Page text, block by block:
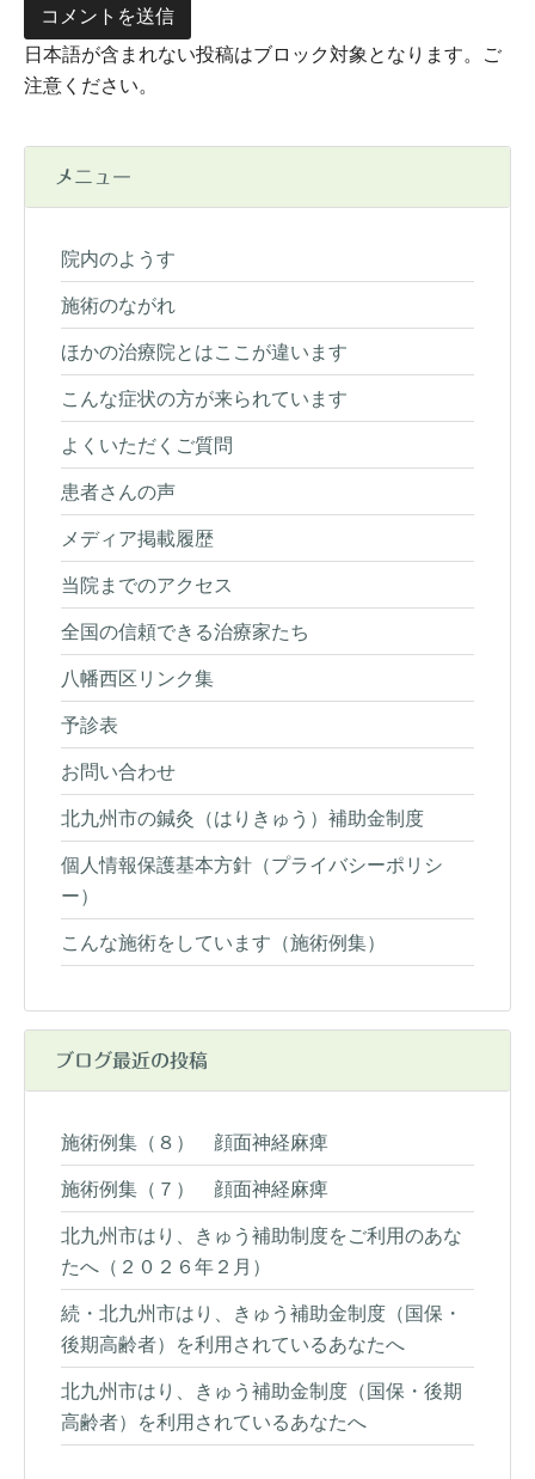
日本語が含まれない投稿はブロック対象となります。ご
注意ください。
メニュー
院内のようす
施術のながれ
ほかの治療院とはここが違います
こんな症状の方が来られています
よくいただくご質問
患者さんの声
メディア掲載履歴
当院までのアクセス
全国の信頼できる治療家たち
八幡西区リンク集
予診表
お問い合わせ
北九州市の鍼灸（はりきゅう）補助金制度
個人情報保護基本方針（プライバシーポリシ
ー）
こんな施術をしています（施術例集）
ブログ最近の投稿
施術例集（８） 顔面神経麻痺
施術例集（７） 顔面神経麻痺
北九州市はり、きゅう補助制度をご利用のあな
たへ（２０２６年２月）
続・北九州市はり、きゅう補助金制度（国保・
後期高齢者）を利用されているあなたへ
北九州市はり、きゅう補助金制度（国保・後期
高齢者）を利用されているあなたへ